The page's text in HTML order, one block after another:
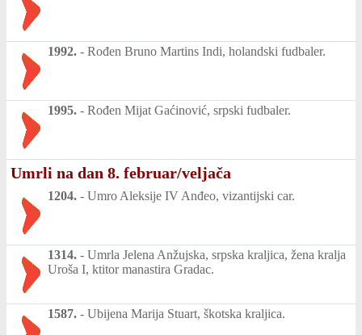
1992. - Rođen Bruno Martins Indi, holandski fudbaler.
1995. - Rođen Mijat Gaćinović, srpski fudbaler.
Umrli na dan 8. februar/veljača
1204. - Umro Aleksije IV Anđeo, vizantijski car.
1314. - Umrla Jelena Anžujska, srpska kraljica, žena kralja
Uroša I, ktitor manastira Gradac.
1587. - Ubijena Marija Stuart, škotska kraljica.